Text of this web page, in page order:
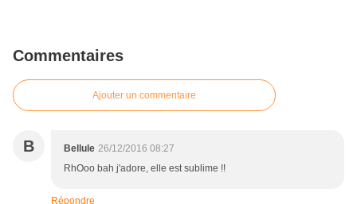
Commentaires
Ajouter un commentaire
B Bellule 26/12/2016 08:27
RhOoo bah j'adore, elle est sublime !!
Répondre